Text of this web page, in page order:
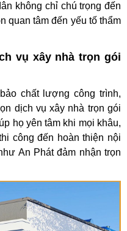
không chỉ chú trọng đến
quan tâm đến yếu tố thẩm
vụ xây nhà trọn gói
chất lượng công trình,
dịch vụ xây nhà trọn gói
họ yên tâm khi mọi khâu,
công đến hoàn thiện nội
An Phát đảm nhận trọn